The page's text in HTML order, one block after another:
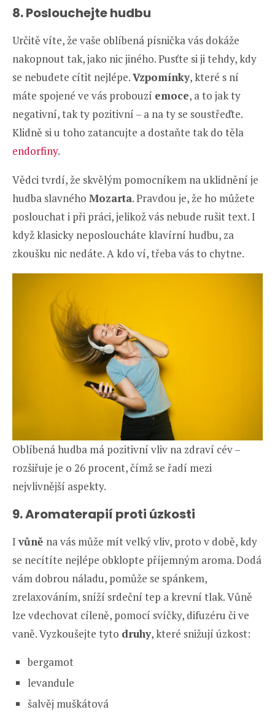
8. Poslouchejte hudbu
Určitě víte, že vaše oblíbená písnička vás dokáže
nakopnout tak, jako nic jiného. Pusťte si ji tehdy, kdy
se nebudete cítit nejlépe.Vzpomínky, které s ní
máte spojené ve vás probouzí emoce, a to jak ty
negativní, tak ty pozitivní – a na ty se soustřeďte.
Klidně si u toho zatancujte a dostaňte tak do těla
endorfiny.
Vědci tvrdí, že skvělým pomocníkem na uklidnění je
hudba slavného Mozarta. Pravdou je, že ho můžete
poslouchat i při práci, jelikož vás nebude rušit text. I
když klasicky neposloucháte klavírní hudbu, za
zkoušku nic nedáte. A kdo ví, třeba vás to chytne.
Oblíbená hudba má pozitivní vliv na zdraví cév –
rozšiřuje je o 26 procent, čímž se řadí mezi
nejvlivnější aspekty.
9. Aromaterapií proti úzkosti
I vůně na vás může mít velký vliv, proto v době, kdy
se necítíte nejlépe obklopte příjemným aroma. Dodá
vám dobrou náladu, pomůže se spánkem,
zrelaxováním, sníží srdeční tep a krevní tlak. Vůně
lze vdechovat cíleně, pomocí svíčky, difuzéru či ve
vaně. Vyzkoušejte tyto druhy, které snižují úzkost:
bergamot
levandule
šalvěj muškátová